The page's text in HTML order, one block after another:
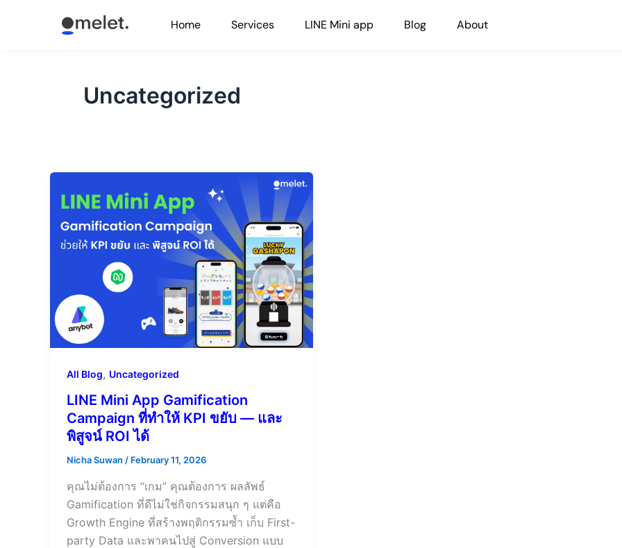
Home Services LINE Mini app Blog About
Uncategorized
All Blog, Uncategorized
LINE Mini App Gamification
Campaign ที่ทำให้ KPI ขยับ — และ
พิสูจน์ ROI ได้
Nicha Suwan / February 11, 2026
คุณไม่ต้องการ “เกม” คุณต้องการ ผลลัพธ์
Gamification ที่ดีไม่ใช่กิจกรรมสนุก ๆ แต่คือ
Growth Engine ที่สร้างพฤติกรรมซ้ำ เก็บ First-
party Data และพาคนไปสู่ Conversion แบบ